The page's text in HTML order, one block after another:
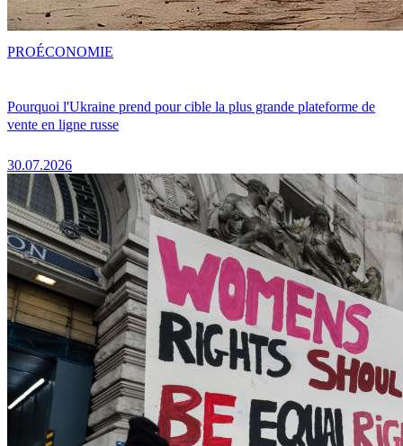
Pourquoi l'Ukraine prend pour cible la plus grande plateforme de
vente en ligne russe
30.07.2026
PROÉCONOMIE